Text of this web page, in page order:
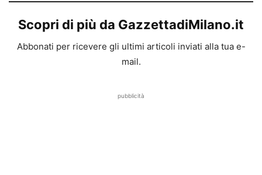
Scopri di più da GazzettadiMilano.it
Abbonati per ricevere gli ultimi articoli inviati alla tua e-
mail.
pubblicità